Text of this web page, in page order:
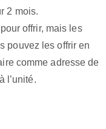
2 mois.
offrir, mais les
pouvez les offrir en
comme adresse de
l’unité.